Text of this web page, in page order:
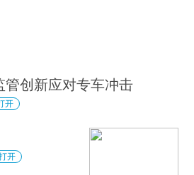
管创新应对专车冲击
开
开